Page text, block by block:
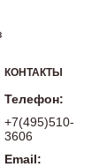
КОНТАКТЫ
Телефон:
+7(495)510-
3606
Email: